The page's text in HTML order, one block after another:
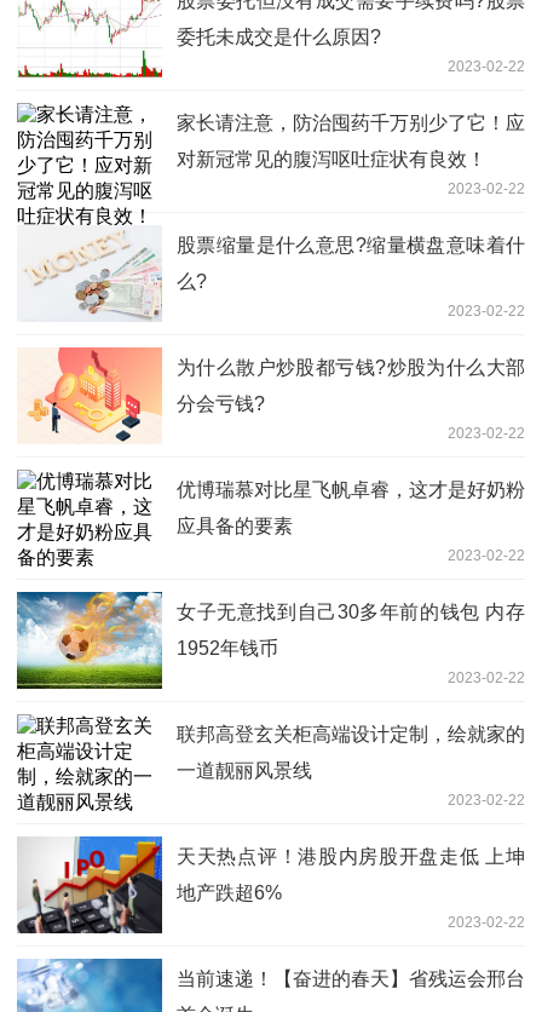
委托未成交是什么原因?
2023-02-22
家长请注意，防治囤药千万别少了它！应
对新冠常见的腹泻呕吐症状有良效！
2023-02-22
股票缩量是什么意思?缩量横盘意味着什
么?
2023-02-22
为什么散户炒股都亏钱?炒股为什么大部
分会亏钱?
2023-02-22
优博瑞慕对比星飞帆卓睿，这才是好奶粉
应具备的要素
2023-02-22
女子无意找到自己30多年前的钱包 内存
1952年钱币
2023-02-22
联邦高登玄关柜高端设计定制，绘就家的
一道靓丽风景线
2023-02-22
天天热点评！港股内房股开盘走低 上坤
地产跌超6%
2023-02-22
当前速递！【奋进的春天】省残运会邢台